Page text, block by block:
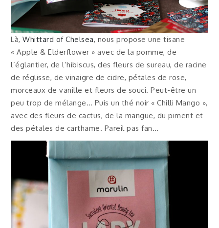
Là,Whittard of Chelsea, nous propose une tisane
« Apple & Elderflower » avec de la pomme, de
l’églantier, de l’hibiscus, des fleurs de sureau, de racine
de réglisse, de vinaigre de cidre, pétales de rose,
morceaux de vanille et fleurs de souci. Peut-être un
peu trop de mélange… Puis un thé noir « Chilli Mango »,
avec des fleurs de cactus, de la mangue, du piment et
des pétales de carthame. Pareil pas fan…